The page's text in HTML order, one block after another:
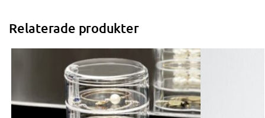
Relaterade produkter